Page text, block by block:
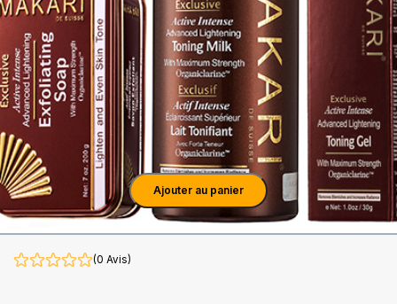
Ajouter au panier
(0 Avis)